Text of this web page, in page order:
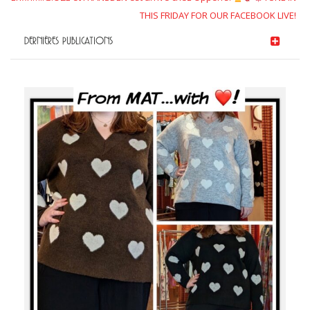
THIS FRIDAY FOR OUR FACEBOOK LIVE!
DERNIÈRES PUBLICATIONS